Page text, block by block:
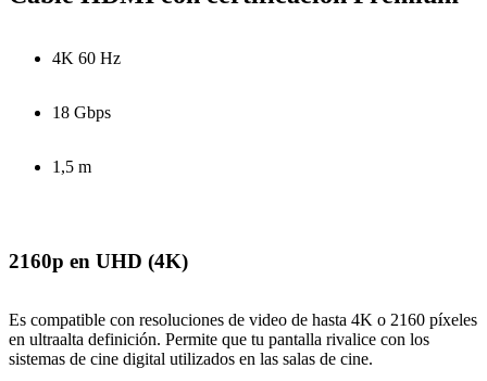
4K 60 Hz
18 Gbps
1,5 m
2160p en UHD (4K)
Es compatible con resoluciones de video de hasta 4K o 2160 píxeles
en ultraalta definición. Permite que tu pantalla rivalice con los
sistemas de cine digital utilizados en las salas de cine.